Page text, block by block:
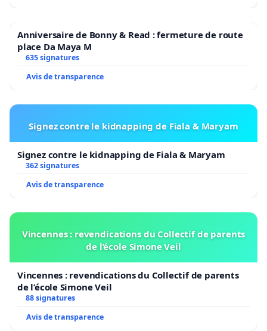
Anniversaire de Bonny & Read : fermeture de route
place Da Maya M
635 signatures
Avis de transparence
Signez contre le kidnapping de Fiala & Maryam
Signez contre le kidnapping de Fiala & Maryam
362 signatures
Avis de transparence
Vincennes : revendications du Collectif de parents
de l’école Simone Veil
Vincennes : revendications du Collectif de parents
de l’école Simone Veil
88 signatures
Avis de transparence